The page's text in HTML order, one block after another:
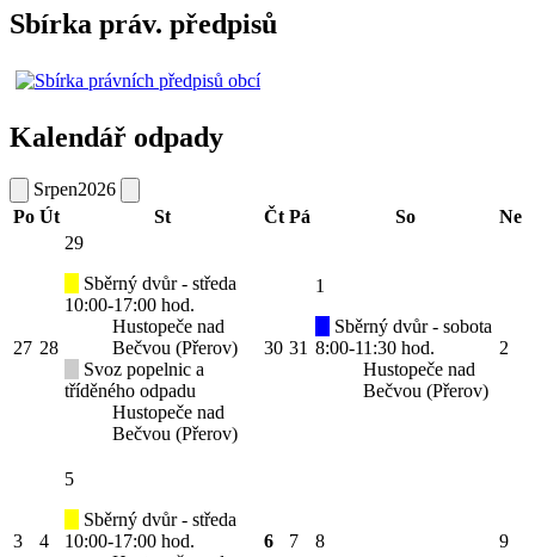
Sbírka práv. předpisů
Kalendář odpady
Srpen2026
Po Út St Čt Pá So Ne
27 28
29
Sběrný dvůr - středa
10:00-17:00 hod.
Hustopeče nad
Bečvou (Přerov)
Svoz popelnic a
tříděného odpadu
Hustopeče nad
Bečvou (Přerov)
30 31
1
Sběrný dvůr - sobota
8:00-11:30 hod.
Hustopeče nad
Bečvou (Přerov)
2
3 4
5
Sběrný dvůr - středa
10:00-17:00 hod.
6 7 8 9